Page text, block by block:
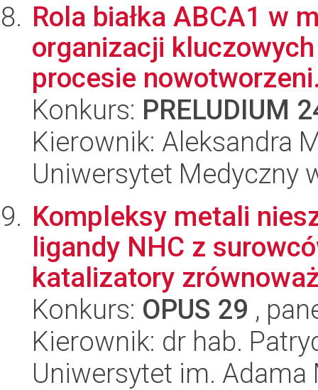
Rola białka ABCA1 w
organizacji
procesie
Konkurs: PRELUDIUM
Kierownik: Aleksandra
Uniwersytet Medyczny
Kompleksy metali
ligandy NHC z
katalizatory
Konkurs: OPUS 29 ,
Kierownik: dr hab.
Uniwersytet im.